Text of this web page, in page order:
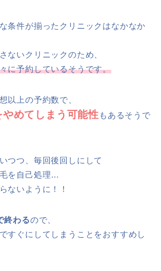
条件が揃ったクリニックはなかなか
ないクリニックのため、
に予約しているそうです。
以上の予約数で、
めてしまう可能性 もあるそうで
つつ、毎回後回しにして
を自己処理…
ないように！！
終わるので、
すぐにしてしまうことをおすすめし